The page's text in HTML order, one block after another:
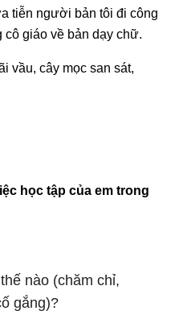
tiễn người bản tôi đi công
giáo về bản dạy chữ.
vầu, cây mọc san sát,
học tập của em trong
nào (chăm chỉ,
gắng)?